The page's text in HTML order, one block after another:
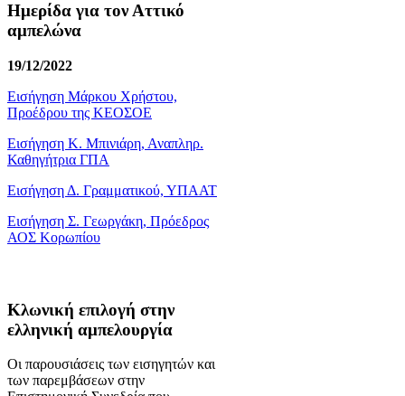
Ημερίδα για τον Αττικό
αμπελώνα
19/12/2022
Εισήγηση Μάρκου Χρήστου,
Προέδρου της ΚΕΟΣΟΕ
Εισήγηση Κ. Μπινιάρη, Αναπληρ.
Καθηγήτρια ΓΠΑ
Εισήγηση Δ. Γραμματικού, ΥΠΑΑΤ
Εισήγηση Σ. Γεωργάκη, Πρόεδρος
ΑΟΣ Κορωπίου
Κλωνική επιλογή στην
ελληνική αμπελουργία
Οι παρουσιάσεις των εισηγητών και
των παρεμβάσεων στην